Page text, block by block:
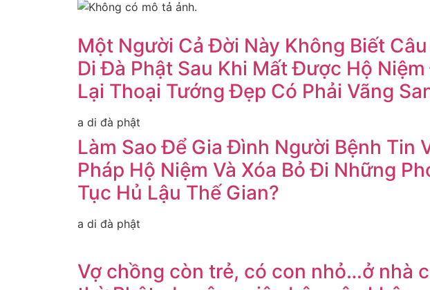
Một Người Cả Đời Này Không Biết
Di Đà Phật Sau Khi Mất Được Hộ
Lại Thoại Tướng Đẹp Có Phải Vãng
a di đà phật
Làm Sao Để Gia Đình Người Bệnh Tin
Pháp Hộ Niệm Và Xóa Bỏ Đi Những
Tục Hủ Lậu Thế Gian?
a di đà phật
Vợ chồng còn trẻ, có con nhỏ…ở nhà